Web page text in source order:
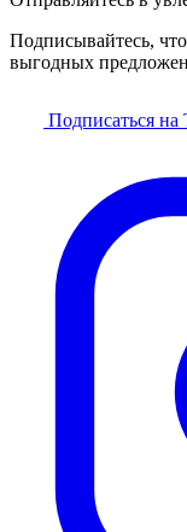
Подписывайтесь,
выгодных
Подписаться на